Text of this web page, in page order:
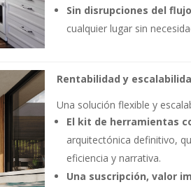
Sin disrupciones del
cualquier lugar sin
Rentabilidad y
Una solución flexible y
El kit de herramientas
arquitectónica definitivo,
eficiencia y narrativa.
Una suscripción, valor